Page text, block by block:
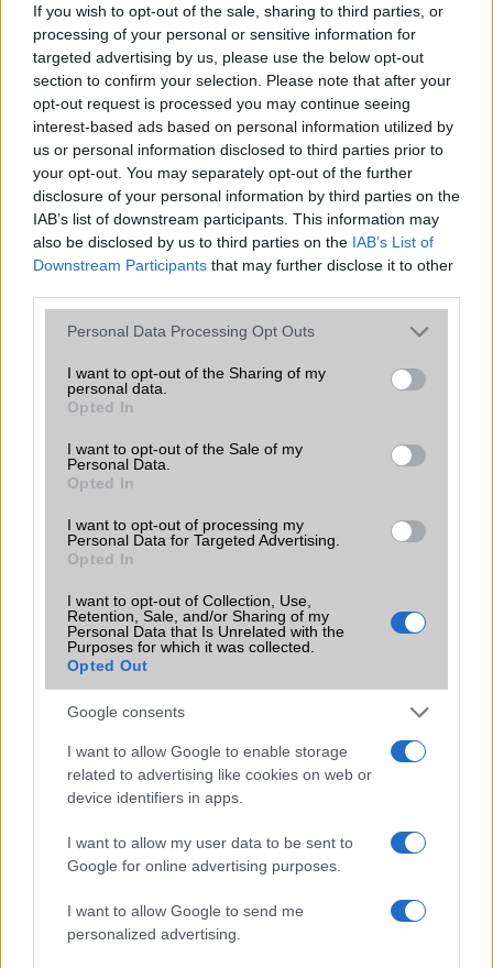
If you wish to opt-out of the sale, sharing to third parties, or
processing of your personal or sensitive information for
targeted advertising by us, please use the below opt-out
section to confirm your selection. Please note that after your
opt-out request is processed you may continue seeing
interest-based ads based on personal information utilized by
us or personal information disclosed to third parties prior to
your opt-out. You may separately opt-out of the further
disclosure of your personal information by third parties on the
IAB’s list of downstream participants. This information may
also be disclosed by us to third parties on the IAB’s List of
Downstream Participants that may further disclose it to other
Please note that this website/app uses one or more Google
not limited to your visit or usage behaviour. You may click to
grant or deny consent to Google and its third-party tags to
use your data for below specified purposes in below Google
consent section.
Personal Data Processing Opt Outs
I want to opt-out of the Sharing of my
personal data.
Opted In
I want to opt-out of the Sale of my
Personal Data.
Opted In
I want to opt-out of processing my
Personal Data for Targeted Advertising.
Opted In
I want to opt-out of Collection, Use,
Retention, Sale, and/or Sharing of my
Personal Data that Is Unrelated with the
Purposes for which it was collected.
Opted Out
Google consents
I want to allow Google to enable storage
related to advertising like cookies on web or
device identifiers in apps.
I want to allow my user data to be sent to
Google for online advertising purposes.
I want to allow Google to send me
personalized advertising.
T9 szótár alkalmazás független szótár
Office alkalmazások
DV = Document viewer (Word,
Excel, PowerPoint, PDF)
ecompass
Extrák Nincs
EGYÉB
Vibra jelzés Van
SIM típus nanoSIM
Flight mode Van
Funkciók
Védelem Nincs
SAR
Nincs publikus adat!
N/A = Nincs adat. Legutóbbi frissítés: 2026-07-13 19:00:00
Új és Használt GSM kiemelt ajánlatok